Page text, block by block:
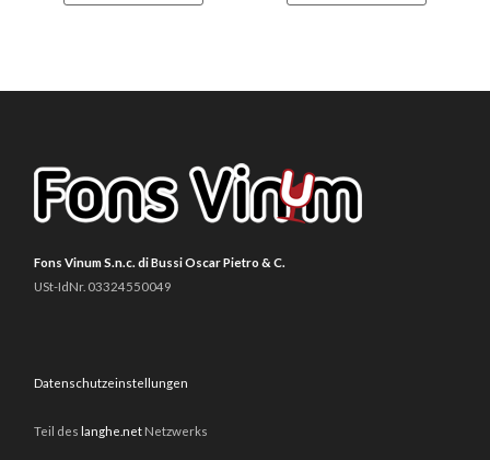
Fons Vinum S.n.c. di Bussi Oscar Pietro & C.
USt-IdNr. 03324550049
Datenschutzeinstellungen
Teil des langhe.net Netzwerks